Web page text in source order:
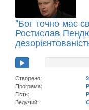
"Бог точно має
Ростислав
Створено:
Програма:
Гість:
Ведучий: